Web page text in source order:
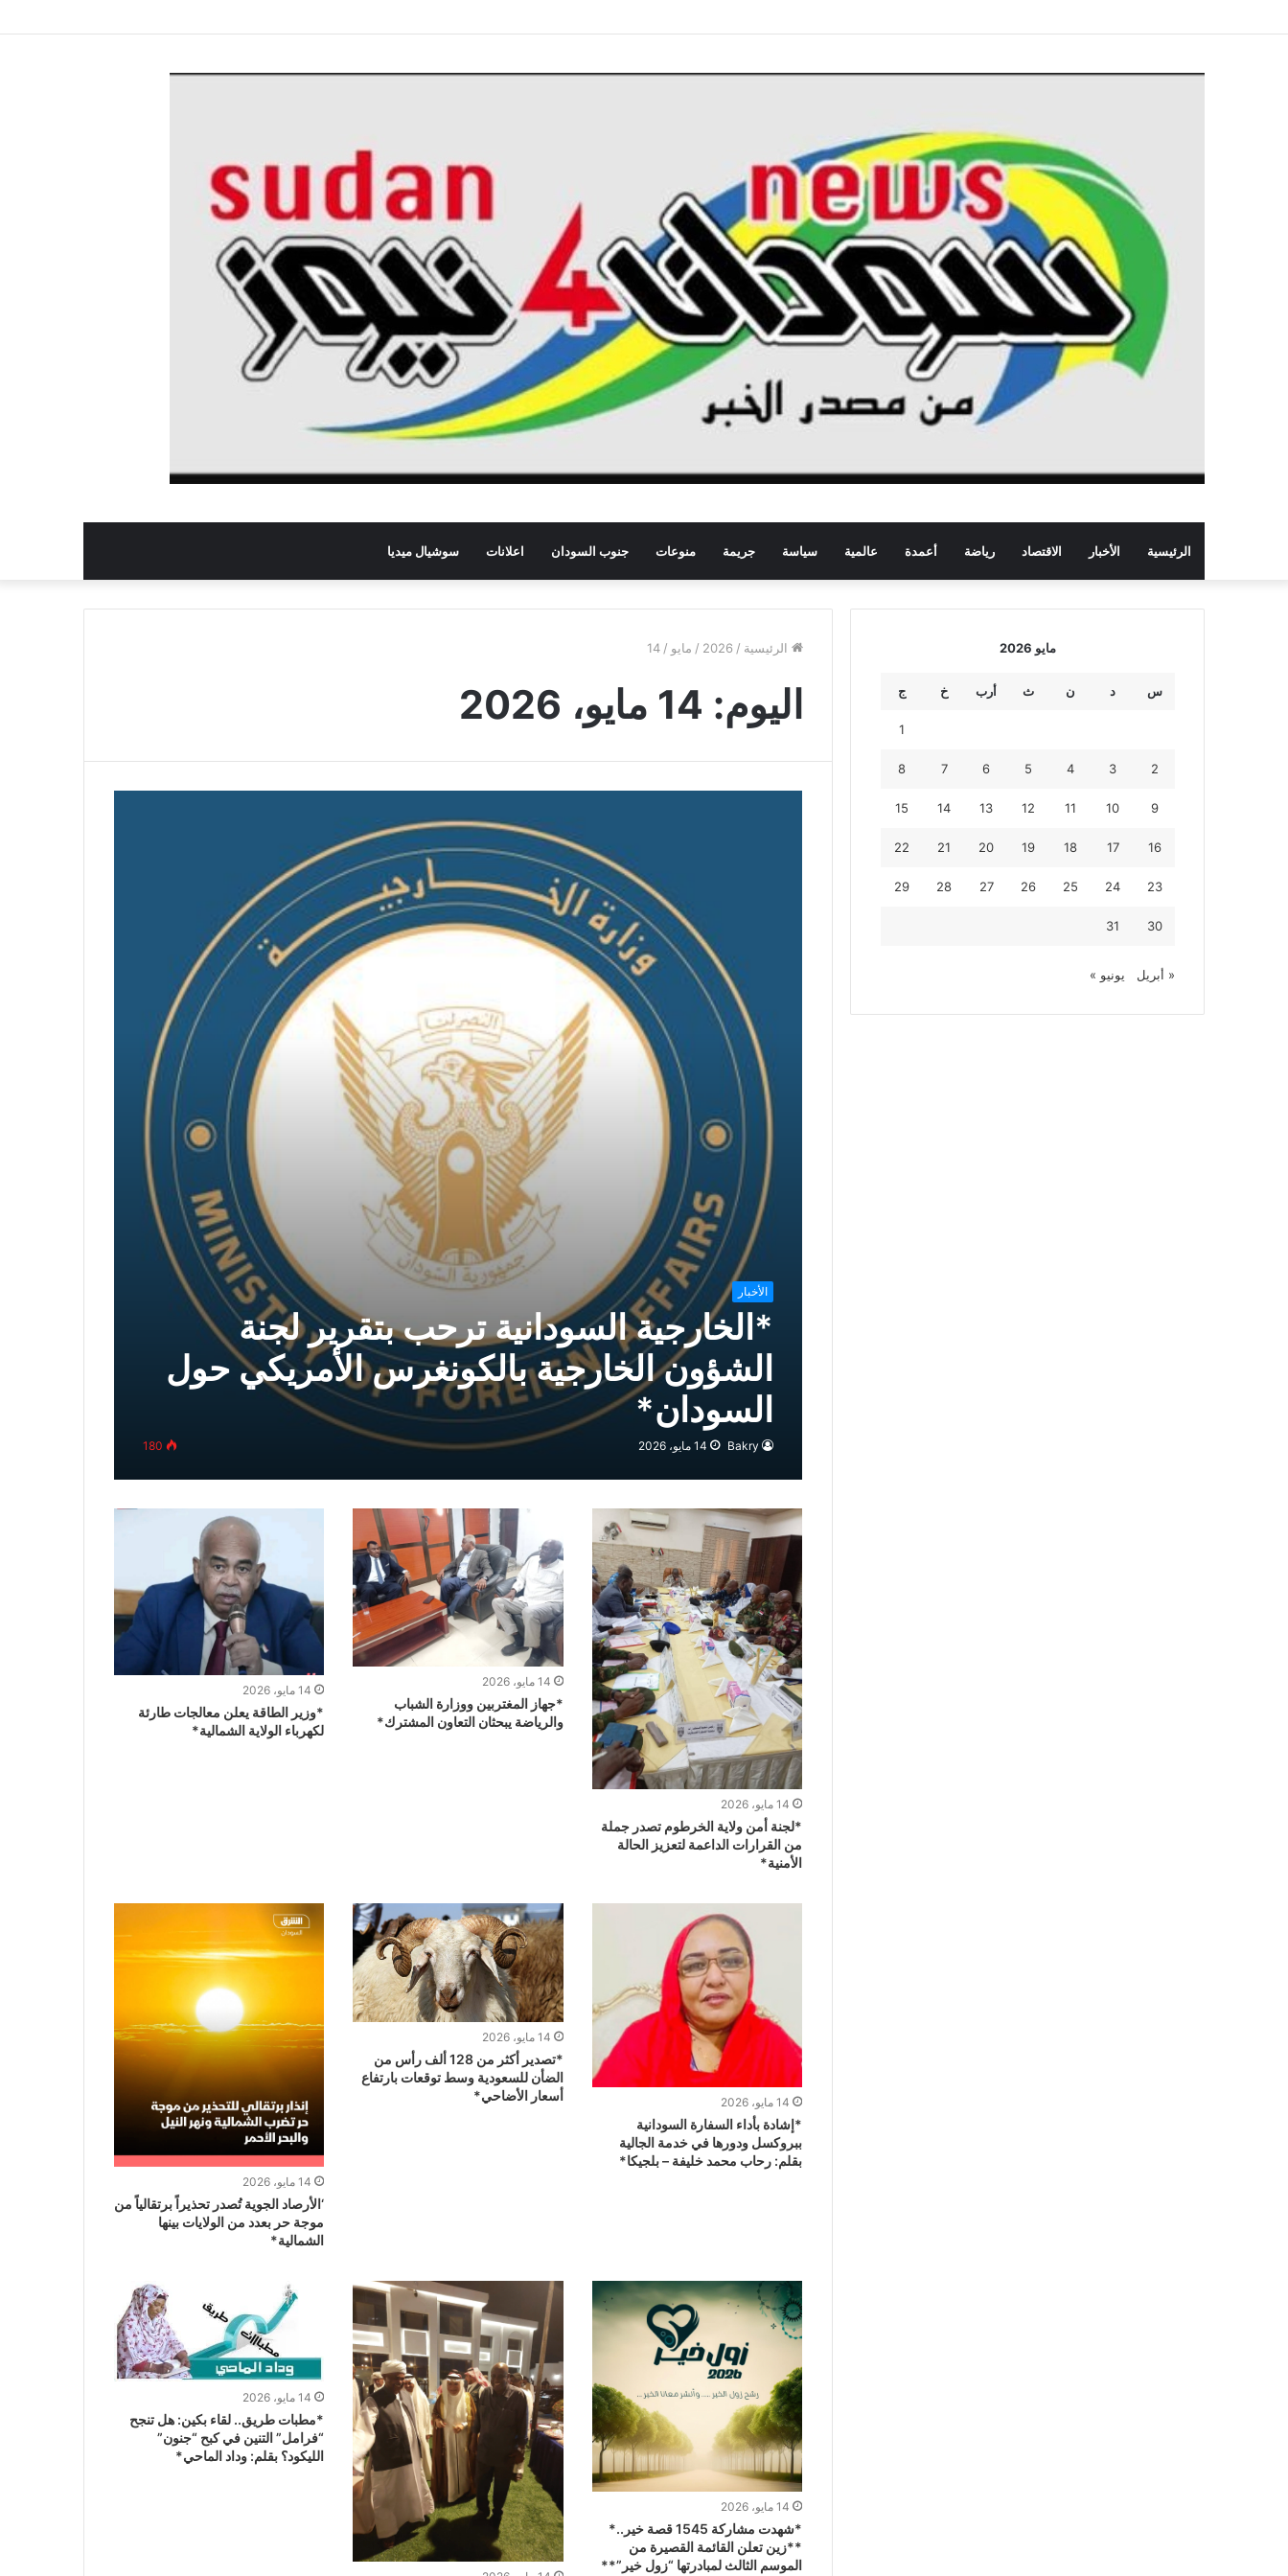
الرئيسية الأخبار الاقتصاد رياضة أعمدة عالمية سياسة جريمة منوعات جنوب السودان اعلانات سوشيال ميديا
الرئيسية /
2026
/ مايو /
14
اليوم: 14 مايو، 2026
الأخبار
*الخارجية السودانية ترحب بتقرير لجنة
الشؤون الخارجية بالكونغرس الأمريكي حول
السودان*
Bakry 14 مايو، 2026 180
14 مايو، 2026
*لجنة أمن ولاية الخرطوم تصدر جملة
من القرارات الداعمة لتعزيز الحالة
الأمنية*
14 مايو، 2026
*جهاز المغتربين ووزارة الشباب
والرياضة يبحثان التعاون المشترك*
14 مايو، 2026
*وزير الطاقة يعلن معالجات طارئة
لكهرباء الولاية الشمالية*
14 مايو، 2026
*إشادة بأداء السفارة السودانية
ببروكسل ودورها في خدمة الجالية
بقلم: رحاب محمد خليفة – بلجيكا*
14 مايو، 2026
*تصدير أكثر من 128 ألف رأس من
الضأن للسعودية وسط توقعات بارتفاع
أسعار الأضاحي*
14 مايو، 2026
‘الأرصاد الجوية تُصدر تحذيراً برتقالياً من
موجة حر بعدد من الولايات بينها
الشمالية*
14 مايو، 2026
*شهدت مشاركة 1545 قصة خير..*
**زين تعلن القائمة القصيرة من
الموسم الثالث لمبادرتها “زول خير”**
14 مايو، 2026
*مطبات طريق.. ​لقاء بكين: هل تنجح
“فرامل” التنين في كبح “جنون”
الليكود؟ ​بقلم: وداد الماحي*
مايو 2026
س د ن ث أرب خ ج
1
2
3
4
5
6
7
8
9
10
11
12
13
14
15
16
17
18
19
20
21
22
23
24
25
26
27
28
29
30
31
« أبريل يونيو »